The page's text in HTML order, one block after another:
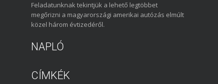
Feladatunknak tekintjük a lehető legtöbbet
megőrizni a magyarországi amerikai autózás elmúlt
közel három évtizedéről.
NAPLÓ
CÍMKÉK